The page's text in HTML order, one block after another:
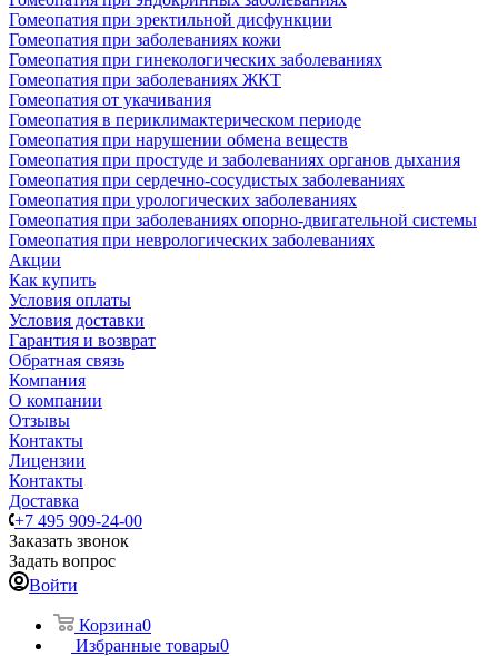
Гомеопатия при эректильной дисфункции
Гомеопатия при заболеваниях кожи
Гомеопатия при гинекологических заболеваниях
Гомеопатия при заболеваниях ЖКТ
Гомеопатия от укачивания
Гомеопатия в периклимактерическом периоде
Гомеопатия при нарушении обмена веществ
Гомеопатия при простуде и заболеваниях органов дыхания
Гомеопатия при сердечно-сосудистых заболеваниях
Гомеопатия при урологических заболеваниях
Гомеопатия при заболеваниях опорно-двигательной системы
Гомеопатия при неврологических заболеваниях
Акции
Как купить
Условия оплаты
Условия доставки
Гарантия и возврат
Обратная связь
Компания
О компании
Отзывы
Контакты
Лицензии
Контакты
Доставка
+7 495 909-24-00
Заказать звонок
Задать вопрос
Войти
Корзина0
Избранные товары0